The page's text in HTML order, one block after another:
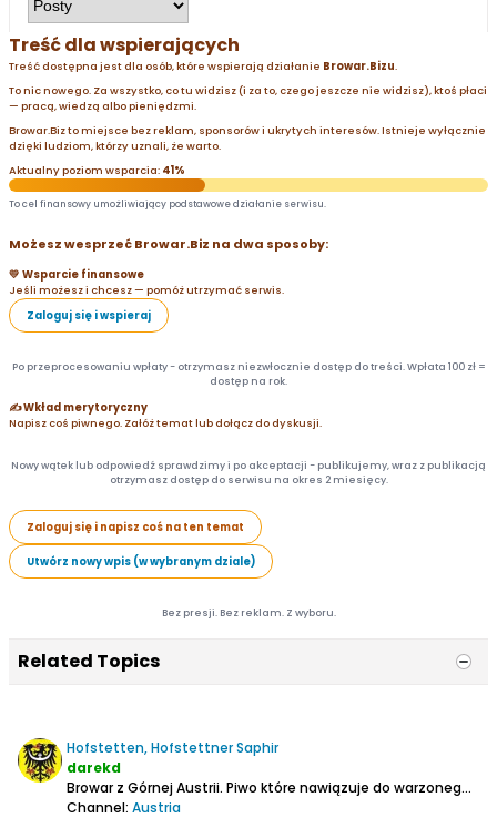
Treść dla wspierających
Treść dostępna jest dla osób, które wspierają działanie Browar.Bizu.
To nic nowego. Za wszystko, co tu widzisz (i za to, czego jeszcze nie widzisz), ktoś płaci
— pracą, wiedzą albo pieniędzmi.
Browar.Biz to miejsce bez reklam, sponsorów i ukrytych interesów. Istnieje wyłącznie
dzięki ludziom, którzy uznali, że warto.
Aktualny poziom wsparcia: 41%
To cel finansowy umożliwiający podstawowe działanie serwisu.
Możesz wesprzeć Browar.Biz na dwa sposoby:
💛 Wsparcie finansowe
Jeśli możesz i chcesz — pomóż utrzymać serwis.
Zaloguj się i wspieraj
Po przeprocesowaniu wpłaty - otrzymasz niezwłocznie dostęp do treści. Wpłata 100 zł =
dostęp na rok.
✍️ Wkład merytoryczny
Napisz coś piwnego. Załóż temat lub dołącz do dyskusji.
Nowy wątek lub odpowiedź sprawdzimy i po akceptacji - publikujemy, wraz z publikacją
otrzymasz dostęp do serwisu na okres 2 miesięcy.
Zaloguj się i napisz coś na ten temat
Utwórz nowy wpis (w wybranym dziale)
Bez presji. Bez reklam. Z wyboru.
Related Topics
Hofstetten, Hofstettner Saphir
darekd
Browar z Górnej Austrii. Piwo które nawiązuje do warzonego już wcześniej ich jasnego koźlaka:
Channel: Austria